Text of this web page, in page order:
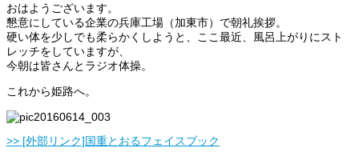
おはようございます。
懇意にしている企業の兵庫工場（加東市）で朝礼挨拶。
硬い体を少しでも柔らかくしようと、ここ最近、風呂上がりにスト
レッチをしていますが、
今朝は皆さんとラジオ体操。
これから姫路へ。
>> [外部リンク]国重とおるフェイスブック